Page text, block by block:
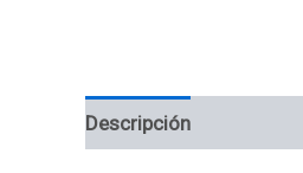
Descripción